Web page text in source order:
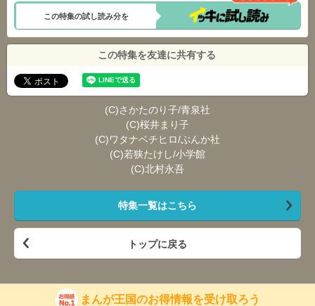
この特集の試し読み分を
この特集を友達に共有する
(C)さかたのり子/青泉社
(C)桜井まり子
(C)ワタナベチヒロ/ぶんか社
(C)若狭たけし/小学館
(C)北村永吾
特集一覧はこちら
トップに戻る
まんが王国のお得情報を受け取ろう